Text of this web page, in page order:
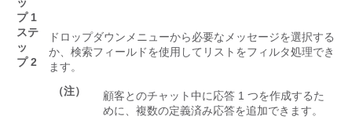
プ 1
ステ
ッ
プ 2
ドロップダウンメニューから必要なメッセージを選択する
か、検索フィールドを使用してリストをフィルタ処理でき
ます。
（注）
顧客とのチャット中に応答 1 つを作成するた
めに、複数の定義済み応答を追加できます。